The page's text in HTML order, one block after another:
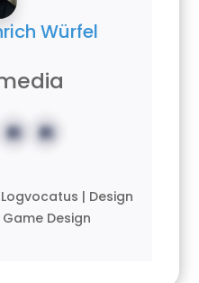
Würfel
| Design
Design